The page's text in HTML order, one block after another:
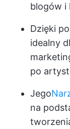
blogów i
Dzięki
idealny
po
Jego
na